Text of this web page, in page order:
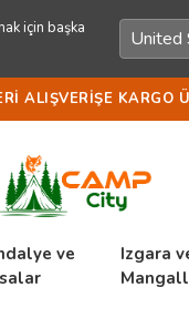
için başka
ALIŞVERIŞE KARGO
ve
Izgara